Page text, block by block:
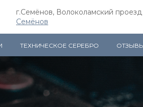
г.Семёнов, Волоколамский
Семёнов
ТЕХНИЧЕСКОЕ СЕРЕБРО